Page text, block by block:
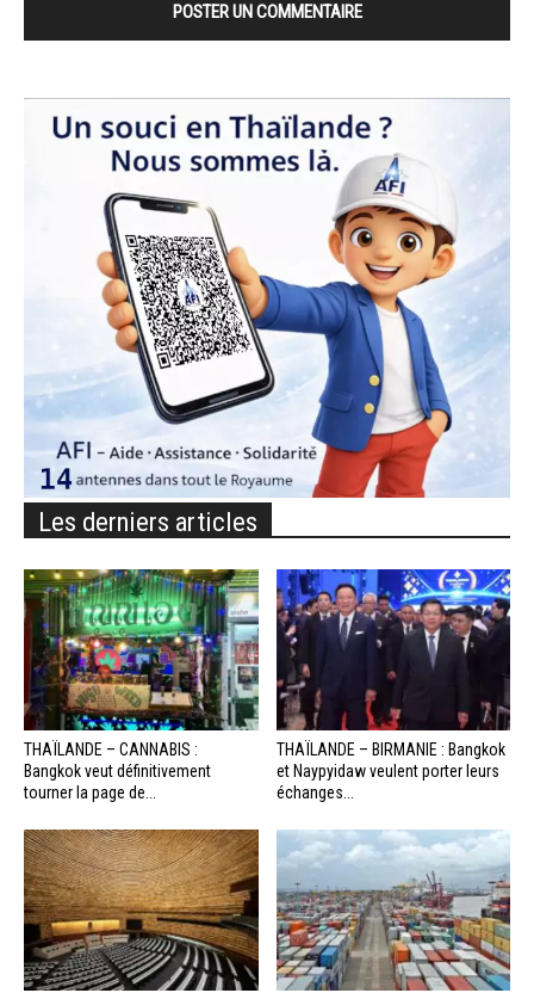
Les derniers articles
THAÏLANDE – CANNABIS :
Bangkok veut définitivement
tourner la page de...
THAÏLANDE – BIRMANIE : Bangkok
et Naypyidaw veulent porter leurs
échanges...